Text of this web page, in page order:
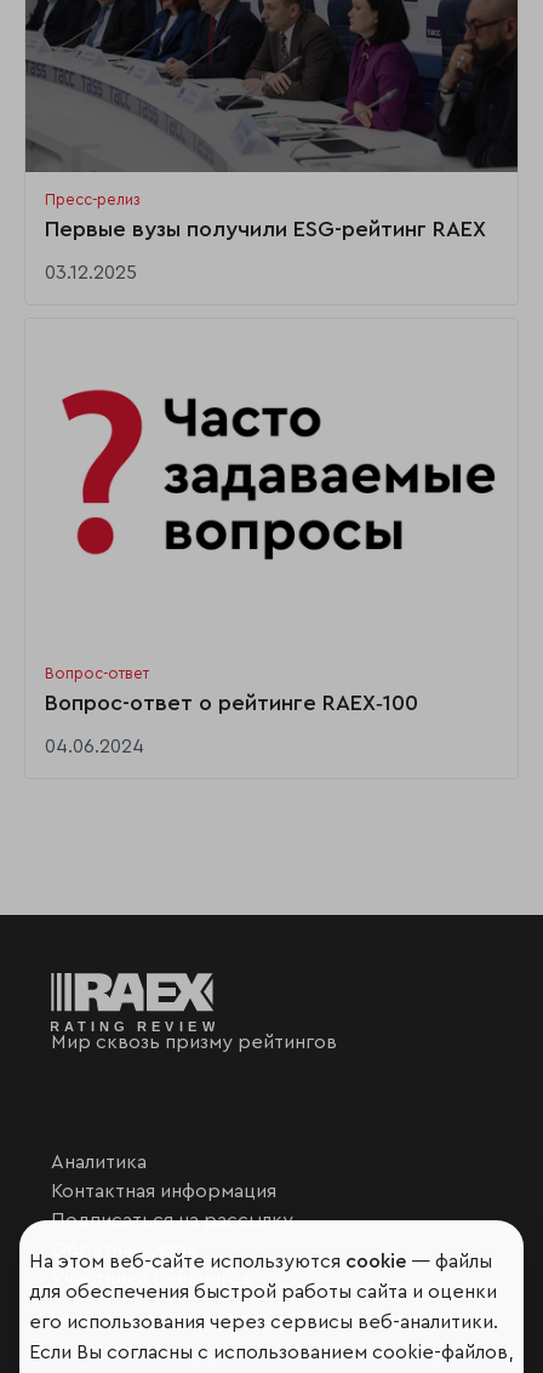
Пресс-релиз
Первые вузы получили ESG-рейтинг RAEX
03.12.2025
Вопрос-ответ
Вопрос-ответ о рейтинге RAEX‑100
04.06.2024
Мир сквозь призму рейтингов
Аналитика
Контактная информация
Подписаться на рассылку
Обратная связь
Участники рэнкингов
Мы в социальных сетях и мессенджерах
VK
На этом веб-сайте используются cookie — файлы
для обеспечения быстрой работы сайта и оценки
его использования через сервисы веб-аналитики.
Если Вы согласны с использованием cookie-файлов,